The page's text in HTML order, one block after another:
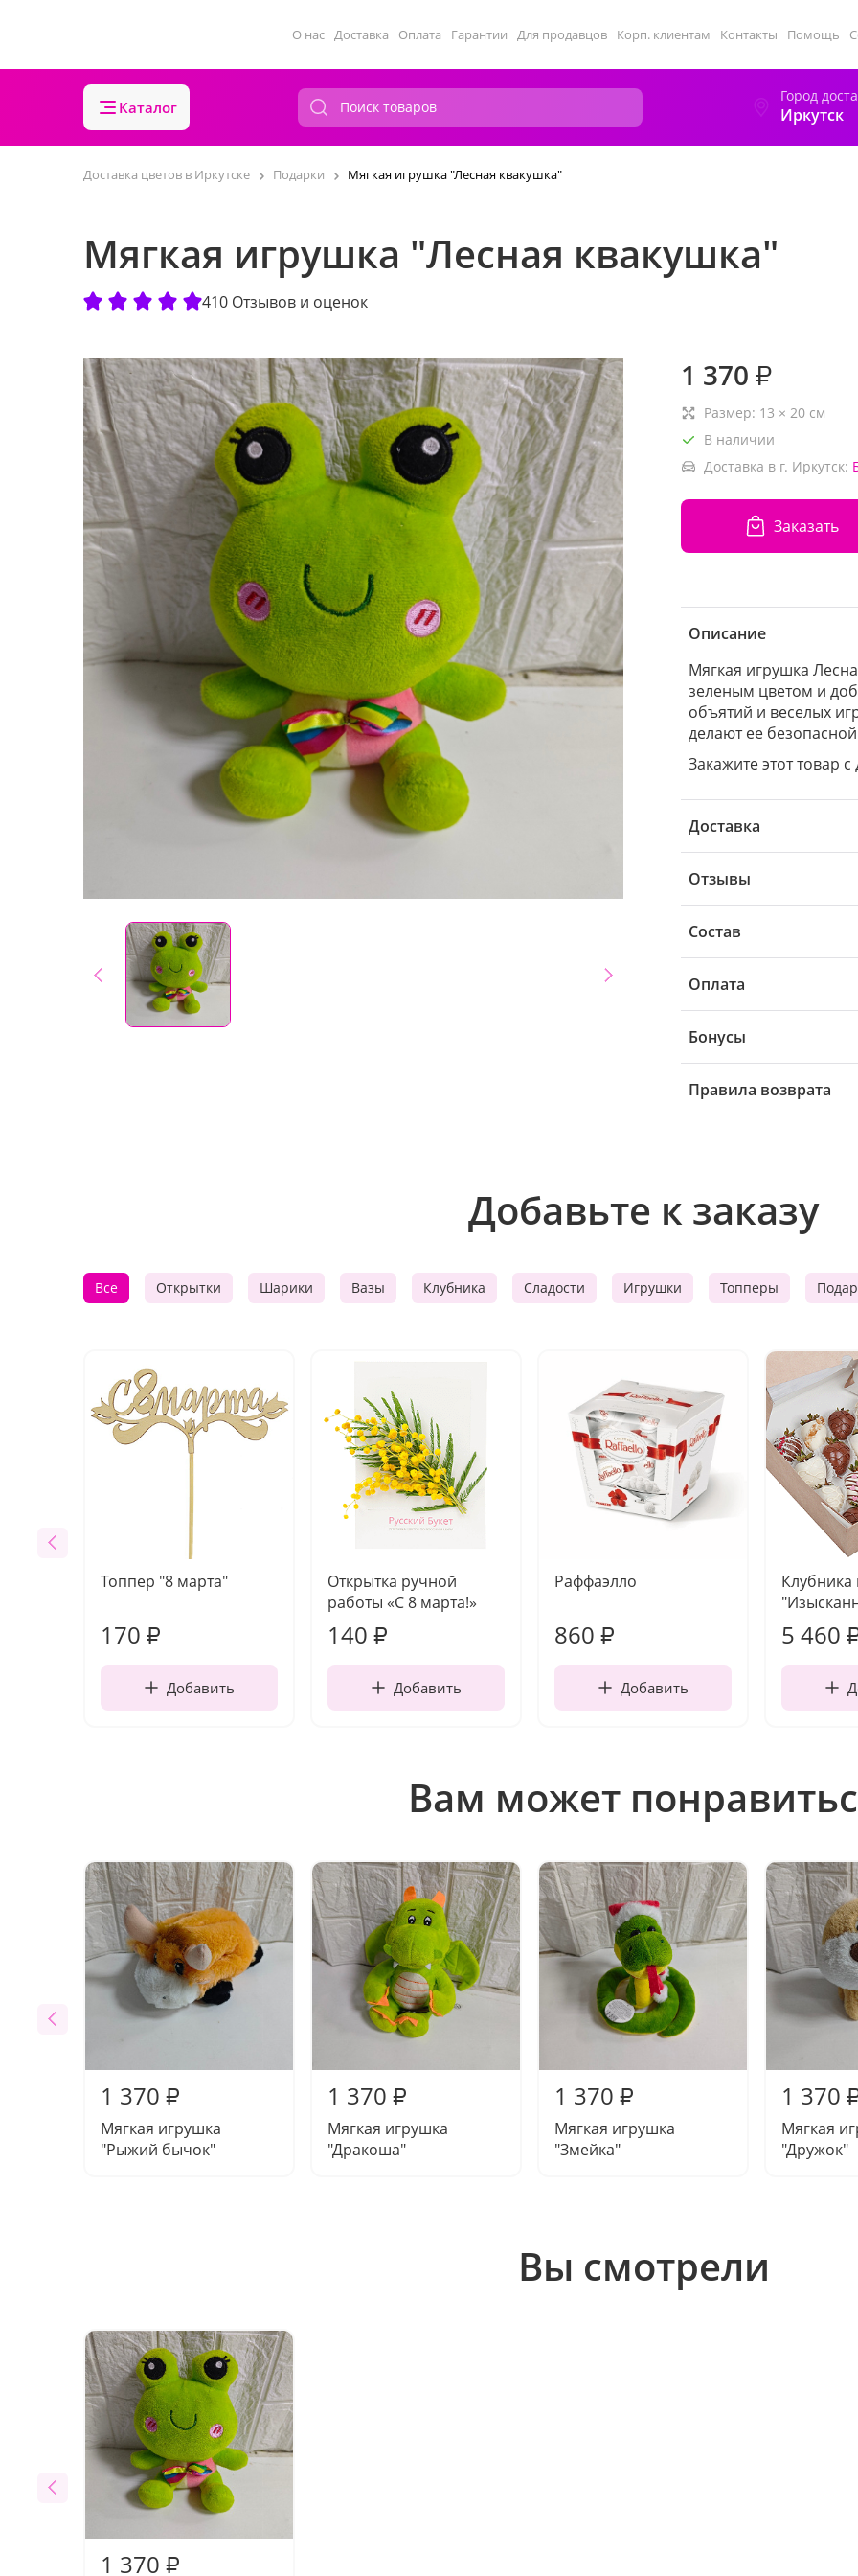
О нас Доставка Оплата Гарантии Для продавцов Корп. клиентам Контакты Помощь
Каталог
Город
Иркутск
Доставка цветов в Иркутске Подарки Мягкая игрушка "Лесная квакушка"
Мягкая игрушка "Лесная квакушка"
410 Отзывов и оценок
1 370 ₽
Размер: 13 × 20 см
В наличии
Доставка в г. Иркутск:
Заказать
Описание
Мягкая игрушка
зеленым цветом и
объятий и веселых
делают ее
Закажите этот товар
Доставка
Отзывы
Состав
Оплата
Бонусы
Правила возврата
Добавьте к заказу
Все Открытки Шарики Вазы Клубника Сладости Игрушки Топперы
Топпер "8 марта"
170 ₽
Добавить
Открытка ручной
работы «С 8 марта!»
140 ₽
Добавить
Раффаэлло
860 ₽
Добавить
5 460
Вам может
1 370 ₽
Мягкая игрушка
"Рыжий бычок"
1 370 ₽
Мягкая игрушка
"Дракоша"
1 370 ₽
Мягкая игрушка
"Змейка"
1 370
Мягкая
"Дружок"
Вы смотрели
1 370 ₽